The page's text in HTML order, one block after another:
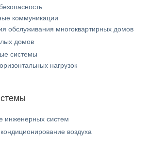
коммуникации
обслуживания многоквартирных домов
домов
системы
нагрузок
инженерных систем
воздуха